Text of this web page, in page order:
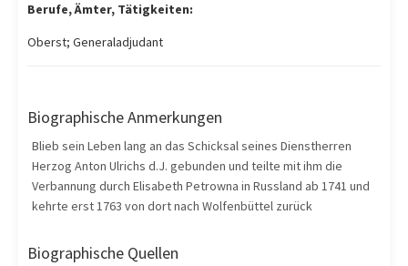
Berufe, Ämter, Tätigkeiten:
Oberst; Generaladjudant
Biographische Anmerkungen
Blieb sein Leben lang an das Schicksal seines Dienstherren
Herzog Anton Ulrichs d.J. gebunden und teilte mit ihm die
Verbannung durch Elisabeth Petrowna in Russland ab 1741 und
kehrte erst 1763 von dort nach Wolfenbüttel zurück
Biographische Quellen